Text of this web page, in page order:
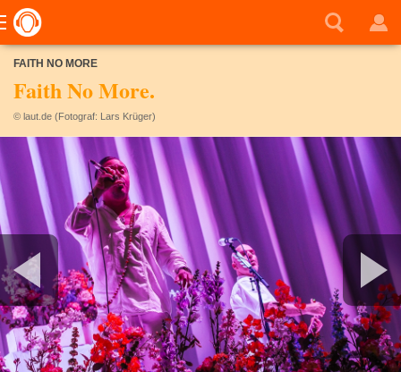
FAITH NO MORE
Faith No More.
© laut.de (Fotograf: Lars Krüger)